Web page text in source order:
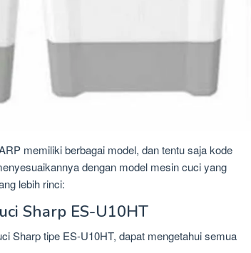
memiliki berbagai model, dan tentu saja kode
dengan model mesin cuci yang
lebih rinci:
Sharp ES-U10HT
Sharp tipe ES-U10HT, dapat mengetahui semua